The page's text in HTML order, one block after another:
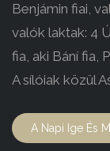
Benjámin fiai,
valók laktak: 4
fia, aki Bání fia,
A sílóiak közül
A Napi Ige És